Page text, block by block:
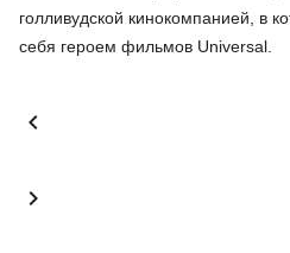
голливудской кинокомпанией, в
себя героем фильмов Universal.

